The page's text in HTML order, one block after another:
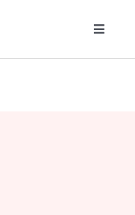
Toggle